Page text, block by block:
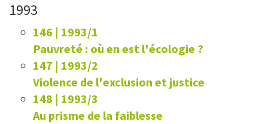
1993
146 | 1993/1
Pauvreté : où en est l'écologie ?
147 | 1993/2
Violence de l'exclusion et justice
148 | 1993/3
Au prisme de la faiblesse